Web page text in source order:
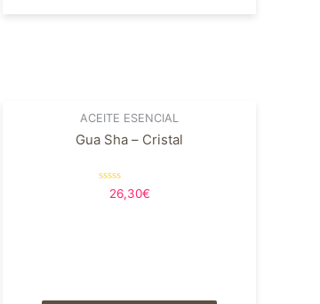
ACEITE ESENCIAL
Gua Sha – Cristal
Valorado
26,30€